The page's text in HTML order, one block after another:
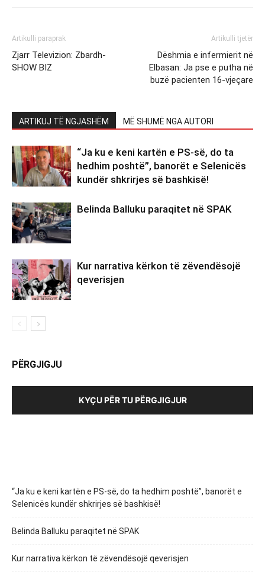
Artikulli paraprak
Zjarr Televizion: Zbardh-
SHOW BIZ
Artikulli tjetër
Dëshmia e infermierit në
Elbasan: Ja pse e putha në
buzë pacienten 16-vjeçare
ARTIKUJ TË NGJASHËM MË SHUMË NGA AUTORI
“Ja ku e keni kartën e PS-së, do ta
hedhim poshtë”, banorët e Selenicës
kundër shkrirjes së bashkisë!
Belinda Balluku paraqitet në SPAK
Kur narrativa kërkon të zëvendësojë
qeverisjen
PËRGJIGJU
KYÇU PËR TU PËRGJIGJUR
“Ja ku e keni kartën e PS-së, do ta hedhim poshtë”, banorët e
Selenicës kundër shkrirjes së bashkisë!
Belinda Balluku paraqitet në SPAK
Kur narrativa kërkon të zëvendësojë qeverisjen